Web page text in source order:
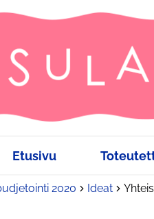
Etusivu
2020 Ideat